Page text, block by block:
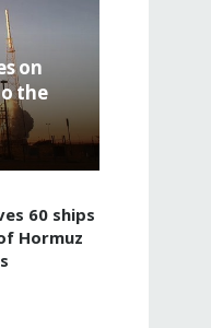
on
the
60 ships
Hormuz